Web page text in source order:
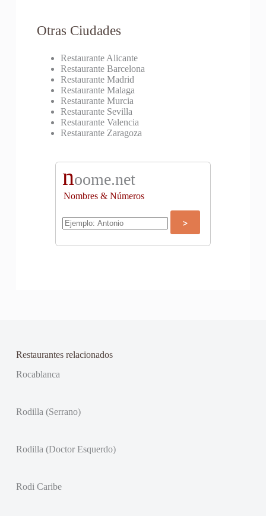
Otras Ciudades
Restaurante Alicante
Restaurante Barcelona
Restaurante Madrid
Restaurante Malaga
Restaurante Murcia
Restaurante Sevilla
Restaurante Valencia
Restaurante Zaragoza
noome.net
Nombres & Números
Restaurantes relacionados
Rocablanca
Rodilla (Serrano)
Rodilla (Doctor Esquerdo)
Rodi Caribe